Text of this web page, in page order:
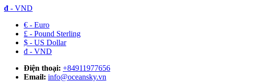
đ - VND
€ - Euro
£ - Pound Sterling
$ - US Dollar
đ - VND
Điện thoại: +84911977656
Email: info@oceansky.vn